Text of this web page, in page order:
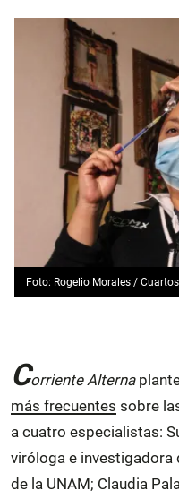
Foto: Rogelio Morales /
Corriente Alterna
más frecuentes sobre
a cuatro especialistas:
viróloga e
de la UNAM; Claudia